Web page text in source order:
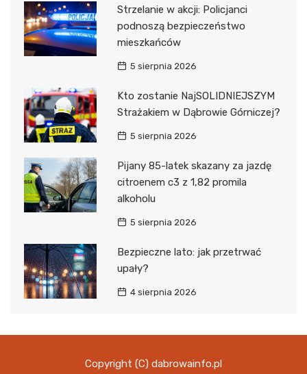
Strzelanie w akcji: Policjanci
podnoszą bezpieczeństwo
mieszkańców
5 sierpnia 2026
Kto zostanie NajSOLIDNIEJSZYM
Strażakiem w Dąbrowie Górniczej?
5 sierpnia 2026
Pijany 85-latek skazany za jazdę
citroenem c3 z 1,82 promila
alkoholu
5 sierpnia 2026
Bezpieczne lato: jak przetrwać
upały?
4 sierpnia 2026
Copyright (C) dabrowainfo.pl